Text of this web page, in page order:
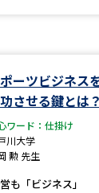
ーツビジネス
させる鍵とは？
ワード：仕掛け
川大学
勲 先生
も「ビジネス」